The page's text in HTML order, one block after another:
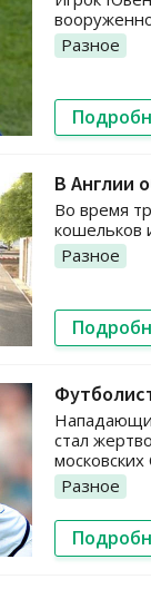
Разное
В Англии
Во время
кошельков
Разное
стал
московских
Разное